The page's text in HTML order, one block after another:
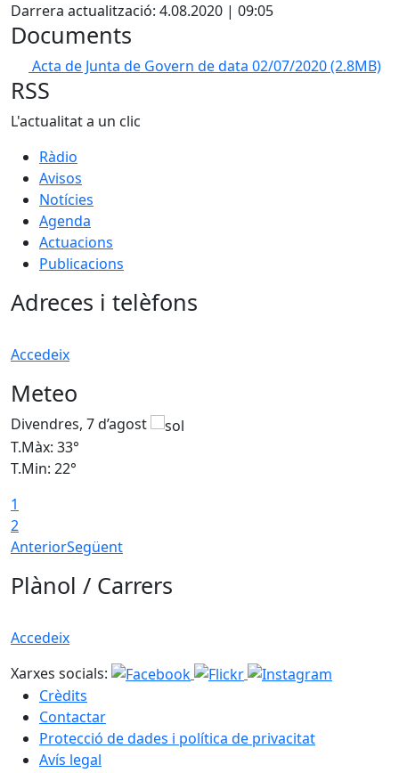
Darrera actualització: 4.08.2020 | 09:05
Documents
Acta de Junta de Govern de data 02/07/2020(2.8MB)
RSS
L'actualitat a un clic
Ràdio
Avisos
Notícies
Agenda
Actuacions
Publicacions
Adreces i telèfons
Accedeix
Meteo
Divendres, 7 d’agost
T.Màx: 33°
T.Min: 22°
1
2
AnteriorSegüent
Plànol / Carrers
Accedeix
Xarxes socials:
Crèdits
Contactar
Protecció de dades i política de privacitat
Avís legal